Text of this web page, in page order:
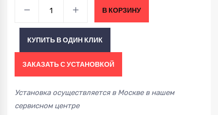
HD
Street
х
поршневых
В КОРЗИНУ
КУПИТЬ В ОДИН КЛИК
ЗАКАЗАТЬ С УСТАНОВКОЙ
Установка осуществляется в Москве в нашем
сервисном центре